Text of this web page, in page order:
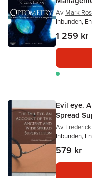
Av Mark
Inbunden,
1 259 kr
Evil eye.
Spread
Av
Inbunden,
579 kr